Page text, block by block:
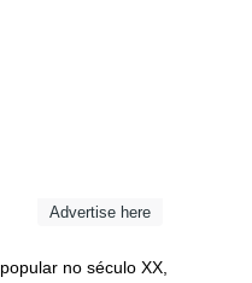
Advertise here
no século XX,